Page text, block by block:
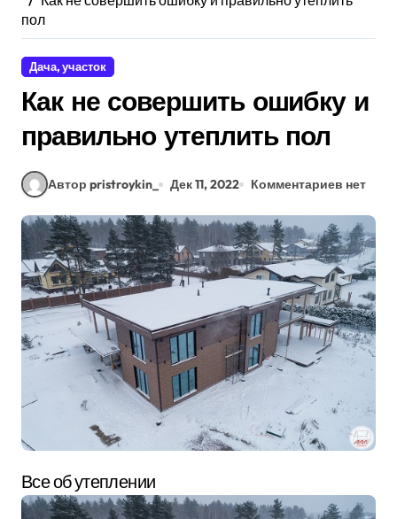
пол
Дача, участок
Как не совершить ошибку и
правильно утеплить пол
Автор pristroykin_ Дек 11, 2022 Комментариев нет
Все об утеплении